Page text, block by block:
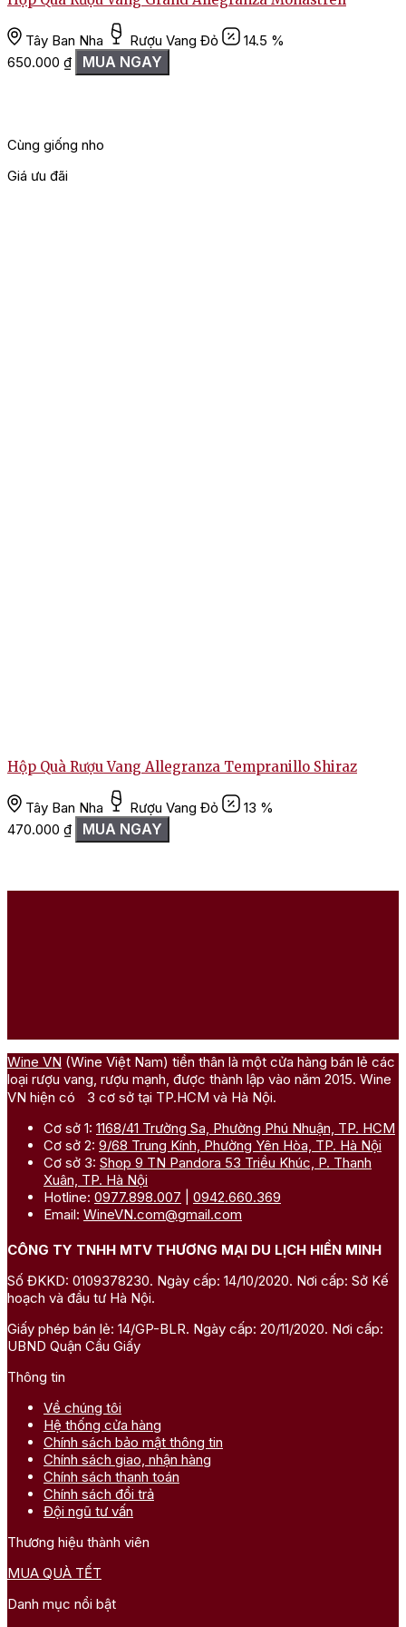
Tây Ban Nha Rượu Vang Đỏ
14.5 %
650.000 ₫ MUA NGAY
Cùng giống nho
Giá ưu đãi
Hộp Quà Rượu Vang Allegranza Tempranillo Shiraz
Tây Ban Nha Rượu Vang Đỏ
13 %
470.000 ₫ MUA NGAY
Wine VN (Wine Việt Nam) tiền thân là một cửa hàng bán lẻ các
loại rượu vang, rượu mạnh, được thành lập vào năm 2015. Wine
VN hiện có 3 cơ sở tại TP.HCM và Hà Nội.
Cơ sở 1: 1168/41 Trường Sa, Phường Phú Nhuận, TP. HCM
Cơ sở 2: 9/68 Trung Kính, Phường Yên Hòa, TP. Hà Nội
Cơ sở 3: Shop 9 TN Pandora 53 Triều Khúc, P. Thanh
Xuân, TP. Hà Nội
Hotline: 0977.898.007
0942.660.369
Email: WineVN.com@gmail.com
CÔNG TY TNHH MTV THƯƠNG MẠI DU LỊCH HIỀN MINH
Số ĐKKD: 0109378230. Ngày cấp: 14/10/2020. Nơi cấp: Sở Kế
hoạch và đầu tư Hà Nội.
Giấy phép bán lẻ: 14/GP-BLR. Ngày cấp: 20/11/2020. Nơi cấp:
UBND Quận Cầu Giấy
Thông tin
Về chúng tôi
Hệ thống cửa hàng
Chính sách bảo mật thông tin
Chính sách giao, nhận hàng
Chính sách thanh toán
Chính sách đổi trả
Đội ngũ tư vấn
Thương hiệu thành viên
MUA QUÀ TẾT
Danh mục nổi bật